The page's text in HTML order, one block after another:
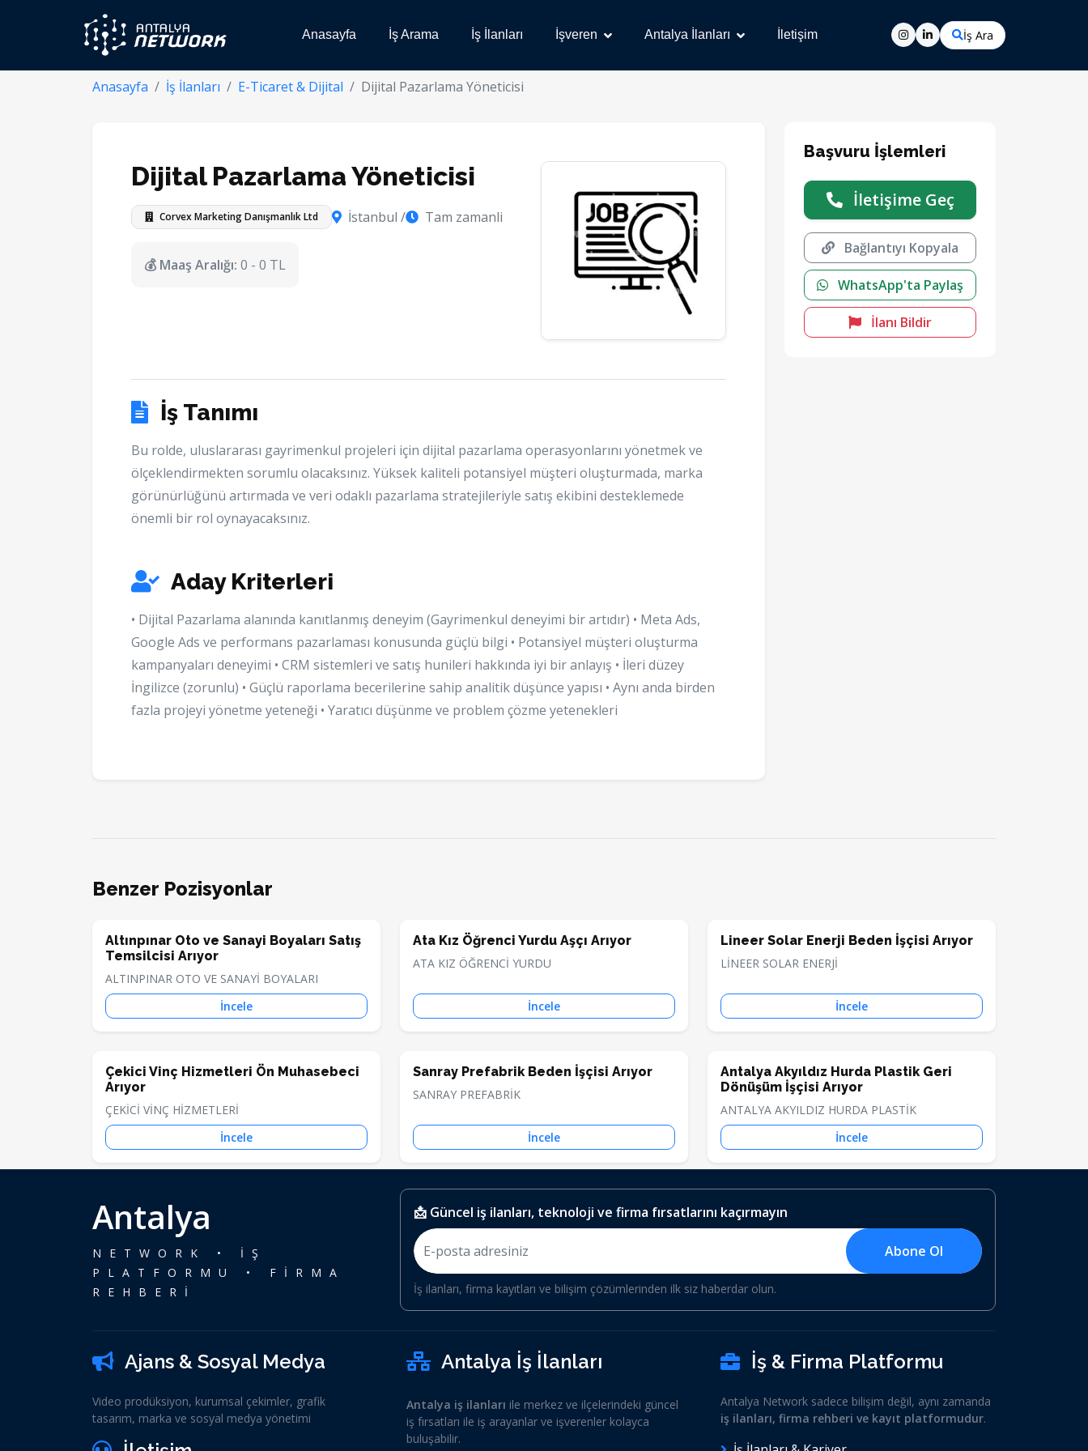
Anasayfa İş Arama İş İlanları İşveren Antalya İlanları İletişim İş Ara
Anasayfa İş İlanları E-Ticaret & Dijital Dijital Pazarlama Yöneticisi
Dijital Pazarlama Yöneticisi
Corvex Marketing Danışmanlık Ltd İstanbul / Tam zamanli
💰 Maaş Aralığı: 0 - 0 TL
İş Tanımı
Bu rolde, uluslararası gayrimenkul projeleri için dijital pazarlama operasyonlarını yönetmek ve
ölçeklendirmekten sorumlu olacaksınız. Yüksek kaliteli potansiyel müşteri oluşturmada, marka
görünürlüğünü artırmada ve veri odaklı pazarlama stratejileriyle satış ekibini desteklemede
önemli bir rol oynayacaksınız.
Aday Kriterleri
• Dijital Pazarlama alanında kanıtlanmış deneyim (Gayrimenkul deneyimi bir artıdır) • Meta Ads,
Google Ads ve performans pazarlaması konusunda güçlü bilgi • Potansiyel müşteri oluşturma
kampanyaları deneyimi • CRM sistemleri ve satış hunileri hakkında iyi bir anlayış • İleri düzey
İngilizce (zorunlu) • Güçlü raporlama becerilerine sahip analitik düşünce yapısı • Aynı anda birden
fazla projeyi yönetme yeteneği • Yaratıcı düşünme ve problem çözme yetenekleri
Başvuru İşlemleri
İletişime Geç
Bağlantıyı Kopyala
WhatsApp'ta Paylaş
İlanı Bildir
Benzer Pozisyonlar
Altınpınar Oto ve Sanayi Boyaları Satış
Temsilcisi Arıyor
ALTINPINAR OTO VE SANAYİ BOYALARI
İncele
Ata Kız Öğrenci Yurdu Aşçı Arıyor
ATA KIZ ÖĞRENCİ YURDU
İncele
Lineer Solar Enerji Beden İşçisi Arıyor
LİNEER SOLAR ENERJİ
İncele
Çekici Vinç Hizmetleri Ön Muhasebeci
Arıyor
ÇEKİCİ VİNÇ HİZMETLERİ
İncele
Sanray Prefabrik Beden İşçisi Arıyor
SANRAY PREFABRİK
İncele
Antalya Akyıldız Hurda Plastik Geri
Dönüşüm İşçisi Arıyor
ANTALYA AKYILDIZ HURDA PLASTİK
İncele
Antalya
NETWORK • İŞ
PLATFORMU • FİRMA
REHBERİ
📩 Güncel iş ilanları, teknoloji ve firma fırsatlarını kaçırmayın
Abone Ol
İş ilanları, firma kayıtları ve bilişim çözümlerinden ilk siz haberdar olun.
Ajans & Sosyal Medya
Video prodüksiyon, kurumsal çekimler, grafik
tasarım, marka ve sosyal medya yönetimi
Antalya İş İlanları
Antalya iş ilanları ile merkez ve ilçelerindeki güncel
iş fırsatları ile iş arayanlar ve işverenler kolayca
buluşabilir.
İş & Firma Platformu
Antalya Network sadece bilişim değil, aynı zamanda
iş ilanları, firma rehberi ve kayıt platformudur.